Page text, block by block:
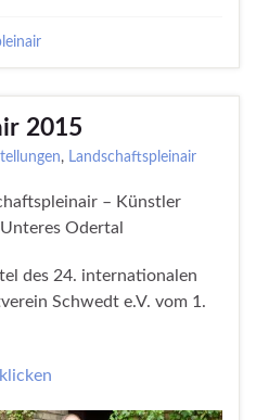
2015
, Landschaftspleinair
– Künstler
Odertal
des 24. internationalen
Schwedt e.V. vom 1.